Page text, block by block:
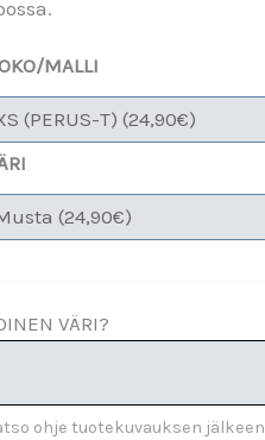
MALLI
VÄRI?
ohje tuotekuvauksen